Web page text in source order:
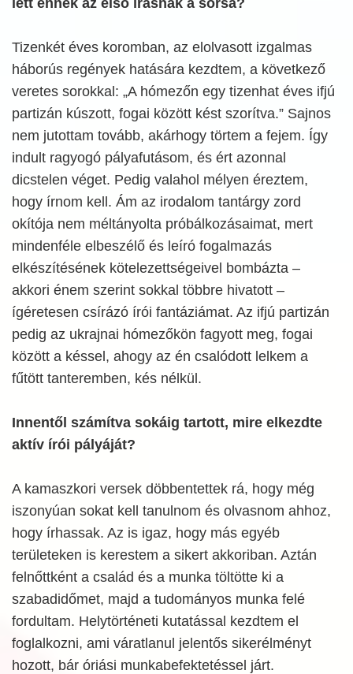
lett ennek az első írásnak a sorsa?
Tizenkét éves koromban, az elolvasott izgalmas
háborús regények hatására kezdtem, a következő
veretes sorokkal: „A hómezőn egy tizenhat éves ifjú
partizán kúszott, fogai között kést szorítva.” Sajnos
nem jutottam tovább, akárhogy törtem a fejem. Így
indult ragyogó pályafutásom, és ért azonnal
dicstelen véget. Pedig valahol mélyen éreztem,
hogy írnom kell. Ám az irodalom tantárgy zord
okítója nem méltányolta próbálkozásaimat, mert
mindenféle elbeszélő és leíró fogalmazás
elkészítésének kötelezettségeivel bombázta –
akkori énem szerint sokkal többre hivatott –
ígéretesen csírázó írói fantáziámat. Az ifjú partizán
pedig az ukrajnai hómezőkön fagyott meg, fogai
között a késsel, ahogy az én csalódott lelkem a
fűtött tanteremben, kés nélkül.
Innentől számítva sokáig tartott, mire elkezdte
aktív írói pályáját?
A kamaszkori versek döbbentettek rá, hogy még
iszonyúan sokat kell tanulnom és olvasnom ahhoz,
hogy írhassak. Az is igaz, hogy más egyéb
területeken is kerestem a sikert akkoriban. Aztán
felnőttként a család és a munka töltötte ki a
szabadidőmet, majd a tudományos munka felé
fordultam. Helytörténeti kutatással kezdtem el
foglalkozni, ami váratlanul jelentős sikerélményt
hozott, bár óriási munkabefektetéssel járt.